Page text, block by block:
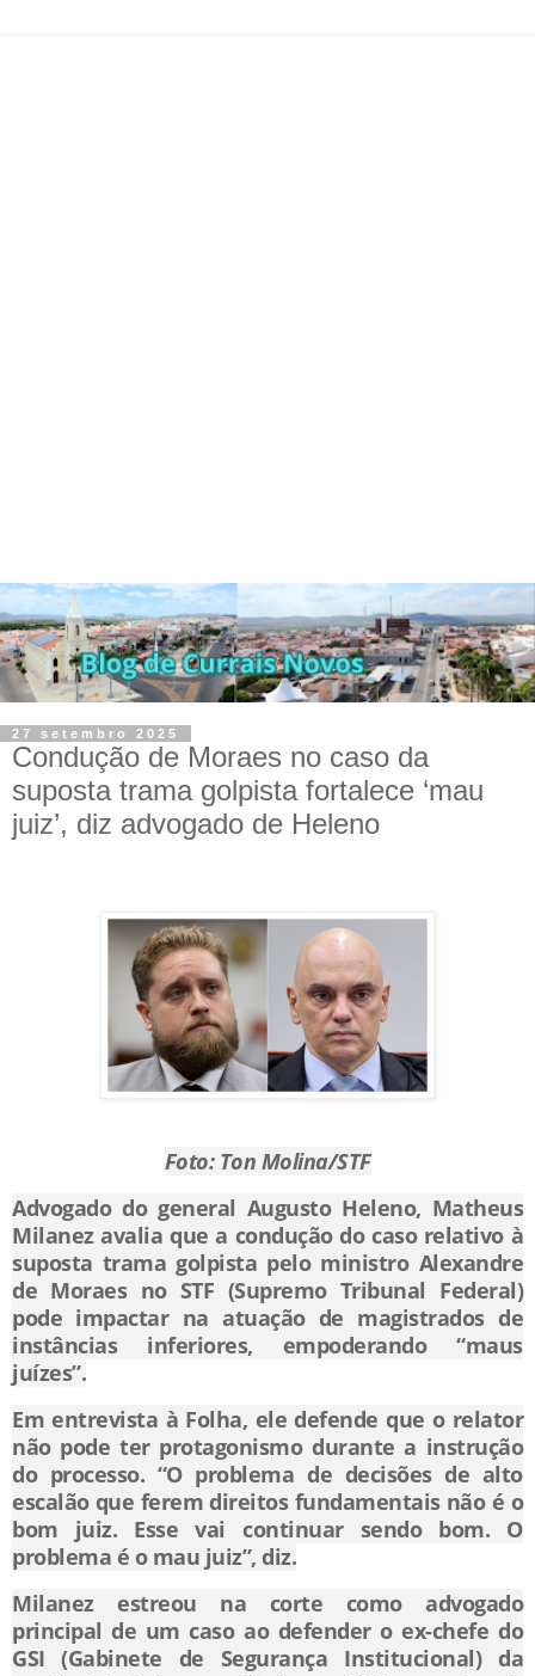
27 setembro 2025
Condução de Moraes no caso da
suposta trama golpista fortalece ‘mau
juiz’, diz advogado de Heleno
Foto: Ton Molina/STF
Advogado do general Augusto Heleno, Matheus
Milanez avalia que a condução do caso relativo à
suposta trama golpista pelo ministro Alexandre
de Moraes no STF (Supremo Tribunal Federal)
pode impactar na atuação de magistrados de
instâncias inferiores, empoderando “maus
juízes”.
Em entrevista à Folha, ele defende que o relator
não pode ter protagonismo durante a instrução
do processo. “O problema de decisões de alto
escalão que ferem direitos fundamentais não é o
bom juiz. Esse vai continuar sendo bom. O
problema é o mau juiz”, diz.
Milanez estreou na corte como advogado
principal de um caso ao defender o ex-chefe do
GSI (Gabinete de Segurança Institucional) da